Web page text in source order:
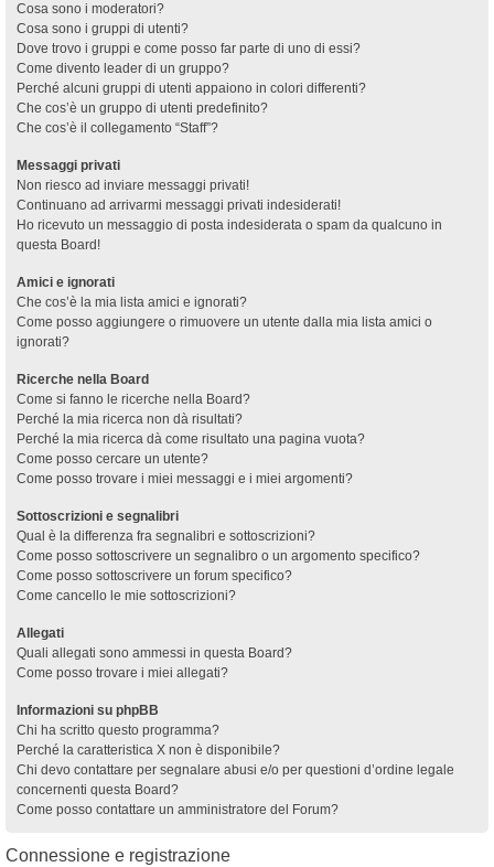
Cosa sono i moderatori?
Cosa sono i gruppi di utenti?
Dove trovo i gruppi e come posso far parte di uno di essi?
Come divento leader di un gruppo?
Perché alcuni gruppi di utenti appaiono in colori differenti?
Che cos’è un gruppo di utenti predefinito?
Che cos’è il collegamento “Staff”?
Messaggi privati
Non riesco ad inviare messaggi privati!
Continuano ad arrivarmi messaggi privati indesiderati!
Ho ricevuto un messaggio di posta indesiderata o spam da qualcuno in
questa Board!
Amici e ignorati
Che cos’è la mia lista amici e ignorati?
Come posso aggiungere o rimuovere un utente dalla mia lista amici o
ignorati?
Ricerche nella Board
Come si fanno le ricerche nella Board?
Perché la mia ricerca non dà risultati?
Perché la mia ricerca dà come risultato una pagina vuota?
Come posso cercare un utente?
Come posso trovare i miei messaggi e i miei argomenti?
Sottoscrizioni e segnalibri
Qual è la differenza fra segnalibri e sottoscrizioni?
Come posso sottoscrivere un segnalibro o un argomento specifico?
Come posso sottoscrivere un forum specifico?
Come cancello le mie sottoscrizioni?
Allegati
Quali allegati sono ammessi in questa Board?
Come posso trovare i miei allegati?
Informazioni su phpBB
Chi ha scritto questo programma?
Perché la caratteristica X non è disponibile?
Chi devo contattare per segnalare abusi e/o per questioni d’ordine legale
concernenti questa Board?
Come posso contattare un amministratore del Forum?
Connessione e registrazione